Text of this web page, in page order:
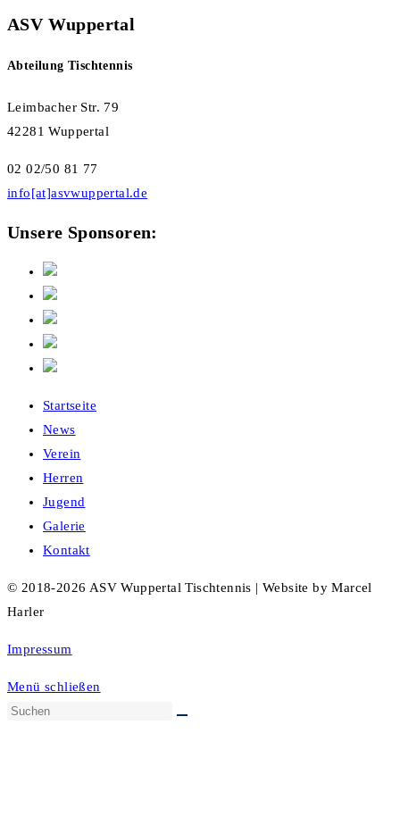
ASV Wuppertal
Abteilung Tischtennis
Leimbacher Str. 79
42281 Wuppertal
02 02/50 81 77
info[at]asvwuppertal.de
Unsere Sponsoren:
Startseite
News
Verein
Herren
Jugend
Galerie
Kontakt
© 2018-2026 ASV Wuppertal Tischtennis | Website by Marcel
Harler
Impressum
Menü schließen